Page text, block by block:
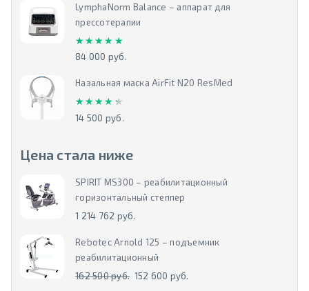
LymphaNorm Balance – аппарат для
прессотерапии
★★★★★
★★★★★
84 000 руб.
Назальная маска AirFit N20 ResMed
★★★★★
★★★★★
14 500 руб.
Цена стала ниже
SPIRIT MS300 – реабилитационный
горизонтальный степпер
1 214 762 руб.
Rebotec Arnold 125 – подъемник
реабилитационный
162 500 руб. 152 600 руб.